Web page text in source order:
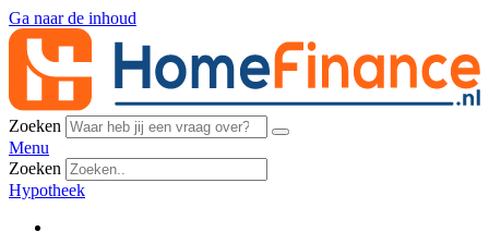
Ga naar de inhoud
Zoeken
Menu
Zoeken
Hypotheek